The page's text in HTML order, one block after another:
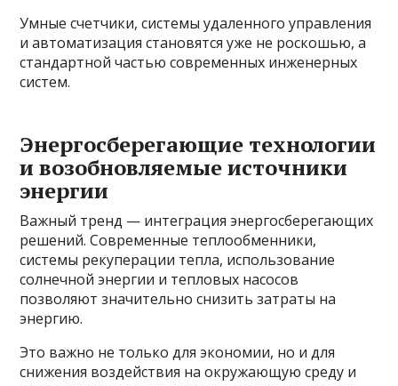
Умные счетчики, системы удаленного управления
и автоматизация становятся уже не роскошью, а
стандартной частью современных инженерных
систем.
Энергосберегающие технологии
и возобновляемые источники
энергии
Важный тренд — интеграция энергосберегающих
решений. Современные теплообменники,
системы рекуперации тепла, использование
солнечной энергии и тепловых насосов
позволяют значительно снизить затраты на
энергию.
Это важно не только для экономии, но и для
снижения воздействия на окружающую среду и